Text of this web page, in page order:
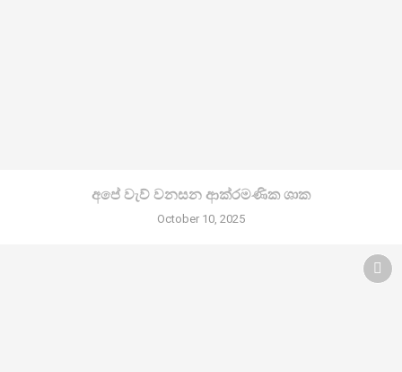
අපේ වැව් වනසන ආක්රමණික ශාක
October 10, 2025